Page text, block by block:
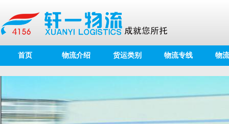
首页 物流介绍 货运类别 物流专线 物